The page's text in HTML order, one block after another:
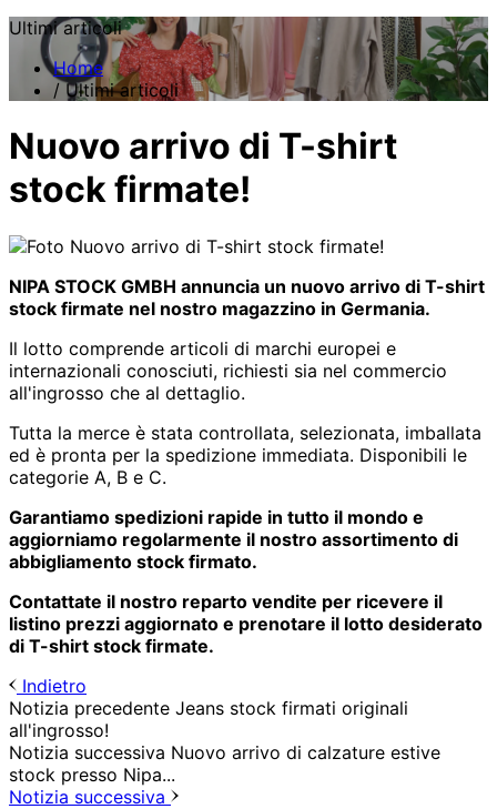
Ultimi articoli
Home
/ Ultimi articoli
Nuovo arrivo di T-shirt
stock firmate!
NIPA STOCK GMBH annuncia un nuovo arrivo di T-shirt
stock firmate nel nostro magazzino in Germania.
Il lotto comprende articoli di marchi europei e
internazionali conosciuti, richiesti sia nel commercio
all'ingrosso che al dettaglio.
Tutta la merce è stata controllata, selezionata, imballata
ed è pronta per la spedizione immediata. Disponibili le
categorie A, B e C.
Garantiamo spedizioni rapide in tutto il mondo e
aggiorniamo regolarmente il nostro assortimento di
abbigliamento stock firmato.
Contattate il nostro reparto vendite per ricevere il
listino prezzi aggiornato e prenotare il lotto desiderato
di T-shirt stock firmate.
Indietro
Notizia precedente Jeans stock firmati originali
all'ingrosso!
Notizia successiva Nuovo arrivo di calzature estive
stock presso Nipa...
Notizia successiva